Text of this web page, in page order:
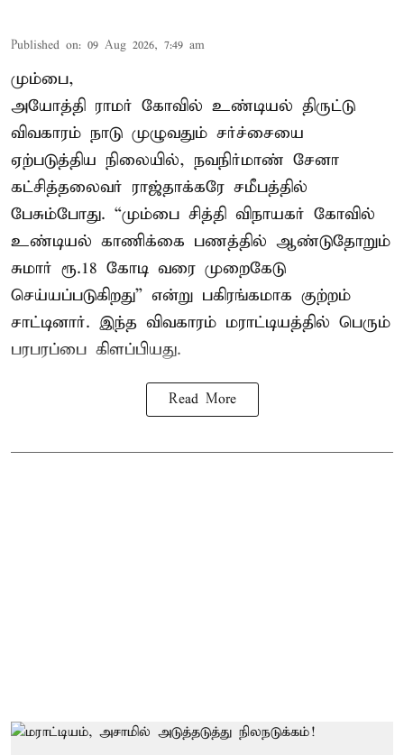
Published on: 09 Aug 2026, 7:49 am
மும்பை,
அயோத்தி ராமர் கோவில் உண்டியல் திருட்டு
விவகாரம் நாடு முழுவதும் சர்ச்சையை
ஏற்படுத்திய நிலையில், நவநிர்மாண் சேனா
கட்சித்தலைவர் ராஜ்தாக்கரே சமீபத்தில்
பேசும்போது. “மும்பை சித்தி விநாயகர் கோவில்
உண்டியல் காணிக்கை பணத்தில் ஆண்டுதோறும்
சுமார் ரூ.18 கோடி வரை முறைகேடு
செய்யப்படுகிறது” என்று பகிரங்கமாக குற்றம்
சாட்டினார். இந்த விவகாரம் மராட்டியத்தில் பெரும்
பரபரப்பை கிளப்பியது.
Read More